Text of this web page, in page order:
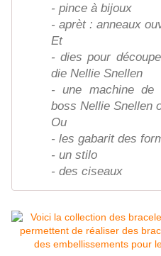
- pince à bijoux
- aprèt : anneaux
Et
- dies pour
die Nellie Snellen
- une machine de
boss Nellie Snellen
Ou
- les gabarit des
- un stilo
- des ciseaux